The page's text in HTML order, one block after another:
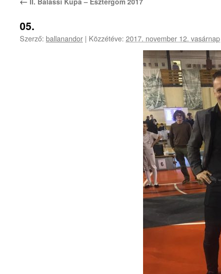
05.
Szerző: ballanandor | Közzétéve: 2017. november 12. vasárnap